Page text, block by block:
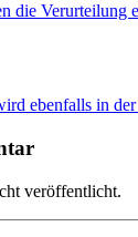
die Verurteilung
ebenfalls in
veröffentlicht.